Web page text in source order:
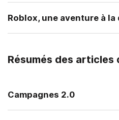
Roblox, une aventure à la
Résumés des articles
Campagnes 2.0